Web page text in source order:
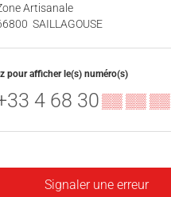
Artisanale
SAILLAGOUSE
pour afficher le(s) numéro(s)
4 68 30▒▒ ▒▒ ▒▒
Signaler une erreur